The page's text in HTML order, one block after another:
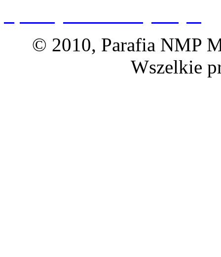
© 2010, Parafia NMP
Wszelkie